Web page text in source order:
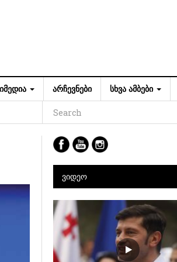
ᲐᲠᲩᲔᲕᲜᲔᲑᲘ ᲡᲮᲕᲐ ᲐᲛᲑᲔᲑᲘ
ᲕᲘᲓᲔᲝ